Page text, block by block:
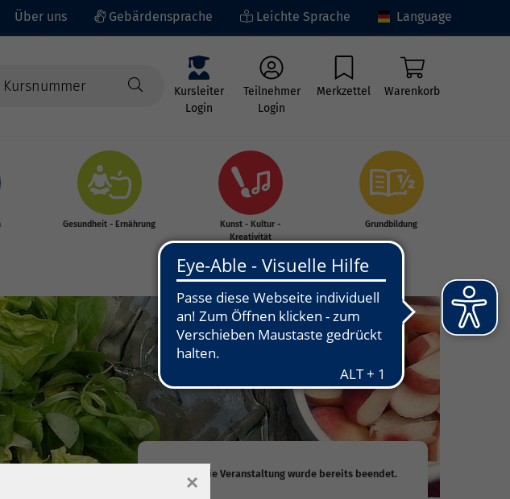
Über uns Gebärdensprache Leichte Sprache Language
Kursleiter
Login
Teilnehmer
Login
Merkzettel Warenkorb
Gesundheit - Ernährung
Kunst - Kultur -
Kreativität
Grundbildung
×